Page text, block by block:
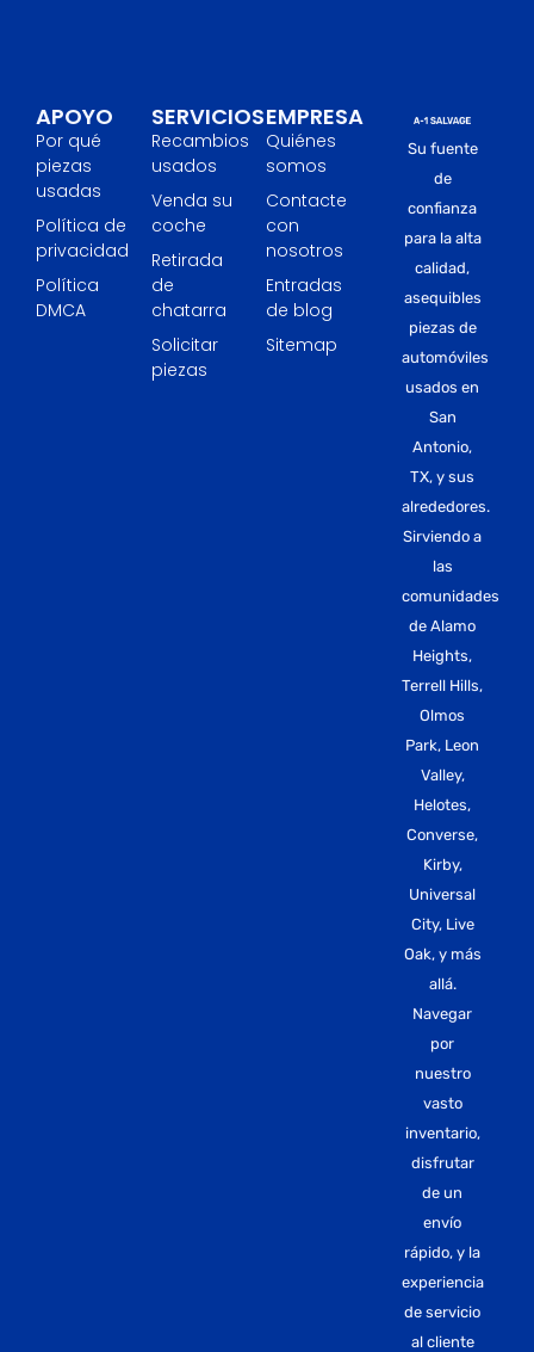
Su fuente
de
confianza
para la alta
calidad,
asequibles
piezas de
automóviles
usados en
San
Antonio,
TX, y sus
alrededores.
Sirviendo a
las
comunidades
de Alamo
Heights,
Terrell Hills,
Olmos
Park, Leon
Valley,
Helotes,
Converse,
Kirby,
Universal
City, Live
Oak, y más
allá.
Navegar
por
nuestro
vasto
inventario,
disfrutar
de un
envío
rápido, y la
experiencia
de servicio
al cliente
EMPRESA
Quiénes
somos
Contacte
con
nosotros
Entradas
de blog
Sitemap
SERVICIOS
Recambios
usados
Venda su
coche
Retirada
de
chatarra
Solicitar
piezas
APOYO
Por qué
piezas
usadas
Política de
privacidad
Política
DMCA